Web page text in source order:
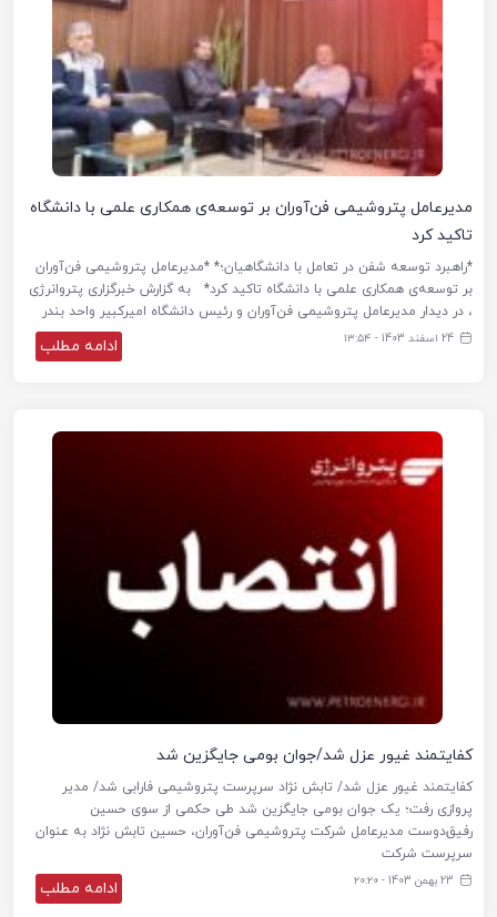
مدیرعامل پتروشیمی فن‌آوران بر توسعه‌ی همکاری علمی با دانشگاه
تاکید کرد
*راهبرد توسعه شفن در تعامل با دانشگاهیان؛* *مدیرعامل پتروشیمی فن‌آوران
بر توسعه‌ی همکاری علمی با دانشگاه تاکید کرد* به گزارش خبرگزاری پتروانرژی
، در دیدار مدیرعامل پتروشیمی فن‌آوران و رئیس دانشگاه امیرکبیر واحد بندر
24 اسفند 1403 - ۱۳:۵۴ ادامه مطلب
کفایتمند غیور عزل شد/جوان بومی جایگزین شد
کفایتمند غیور عزل شد/ تابش نژاد سرپرست پتروشیمی فارابی شد/ مدیر
پروازی رفت؛ یک جوان بومی جایگزین شد طی حکمی از سوی حسین
رفیق‌دوست مدیرعامل شرکت پتروشیمی فن‌آوران، حسین تابش نژاد به عنوان
سرپرست شرکت
23 بهمن 1403 - ۲۰:۲۰ ادامه مطلب